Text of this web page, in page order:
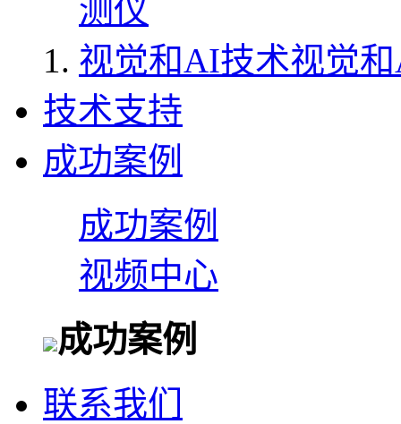
测仪
视觉和AI技术视觉
技术支持
成功案例
成功案例
视频中心
成功案例
联系我们